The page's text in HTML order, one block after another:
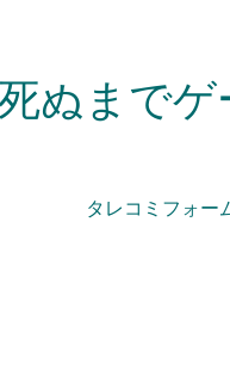
ぬまでゲ
タレコミフォー